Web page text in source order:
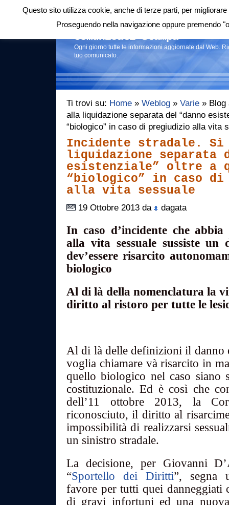
Login|RSS |
Comunicati stampa
Ogni giorno tutte le informazioni aggiornate dal Web.
tuo comunicato.
Ti trovi su: Home » Weblog » Varie » Blog
alla liquidazione separata del “danno
“biologico” in caso di pregiudizio alla vita
Incidente stradale.
liquidazione separata
esistenziale” oltre a
“biologico” in caso
alla vita sessuale
19 Ottobre 2013 da dagata
In caso d’incidente che
alla vita sessuale sussiste un
dev’essere risarcito
biologico
Al di là della nomenclatura la
diritto al ristoro per tutte le
Al di là delle definizioni il danno
voglia chiamare và risarcito in
quello biologico nel caso siano
costituzionale. Ed è così che
dell’11 ottobre 2013, la
riconosciuto, il diritto al
impossibilità di realizzarsi
un sinistro stradale.
La decisione, per Giovanni
“Sportello dei Diritti”, segna
favore per tutti quei danneggiati
di gravi infortuni ed una
Questo sito utilizza cookie, anche di terze parti, per
Proseguendo nella navigazione oppure premendo